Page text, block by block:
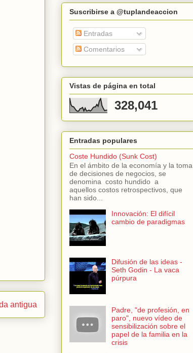
antigua
Suscribirse a @tuplandeaccion
Entradas
Comentarios
Vistas de página en total
328,041
Entradas populares
Coste Hundido (Sunk Cost)
En el ámbito de la economía y la toma
de decisiones de negocios, se
denomina costo hundido a
aquellos costos retrospectivos, que
han sido...
Innovación: El difícil
cambio de paradigmas
Difusión de las ideas -
Seth Godin - La vaca
púrpura
Padre, "de profesión, en
paro", nuevo vídeo de
sensibilización sobre el
papel de la familia en la
crisis